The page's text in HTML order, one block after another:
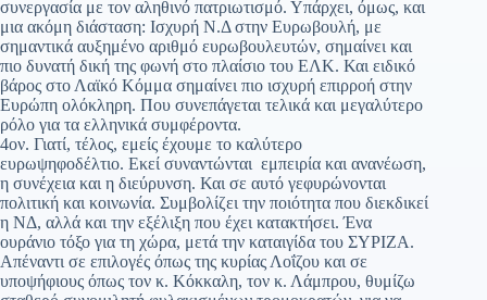
συνεργασία με τον αληθινό πατριωτισμό. Υπάρχει, όμως, και
μια ακόμη διάσταση: Ισχυρή Ν.Δ στην Ευρωβουλή, με
σημαντικά αυξημένο αριθμό ευρωβουλευτών, σημαίνει και
πιο δυνατή δική της φωνή στο πλαίσιο του ΕΛΚ. Και ειδικό
βάρος στο Λαϊκό Κόμμα σημαίνει πιο ισχυρή επιρροή στην
Ευρώπη ολόκληρη. Που συνεπάγεται τελικά και μεγαλύτερο
ρόλο για τα ελληνικά συμφέροντα.
4ον. Γιατί, τέλος, εμείς έχουμε το καλύτερο
ευρωψηφοδέλτιο. Εκεί συναντώνται εμπειρία και ανανέωση,
η συνέχεια και η διεύρυνση. Και σε αυτό γεφυρώνονται
πολιτική και κοινωνία. Συμβολίζει την ποιότητα που διεκδικεί
η ΝΔ, αλλά και την εξέλιξη που έχει κατακτήσει. Ένα
ουράνιο τόξο για τη χώρα, μετά την καταιγίδα του ΣΥΡΙΖΑ.
Απέναντι σε επιλογές όπως της κυρίας Λοΐζου και σε
υποψήφιους όπως τον κ. Κόκκαλη, τον κ. Λάμπρου, θυμίζω